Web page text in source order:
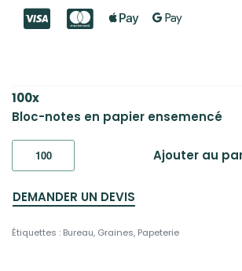
100x
Bloc-notes en papier ensemencé
Ajouter au
DEMANDER UN DEVIS
Étiquettes : Bureau, Graines, Papeterie